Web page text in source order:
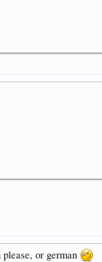
or german